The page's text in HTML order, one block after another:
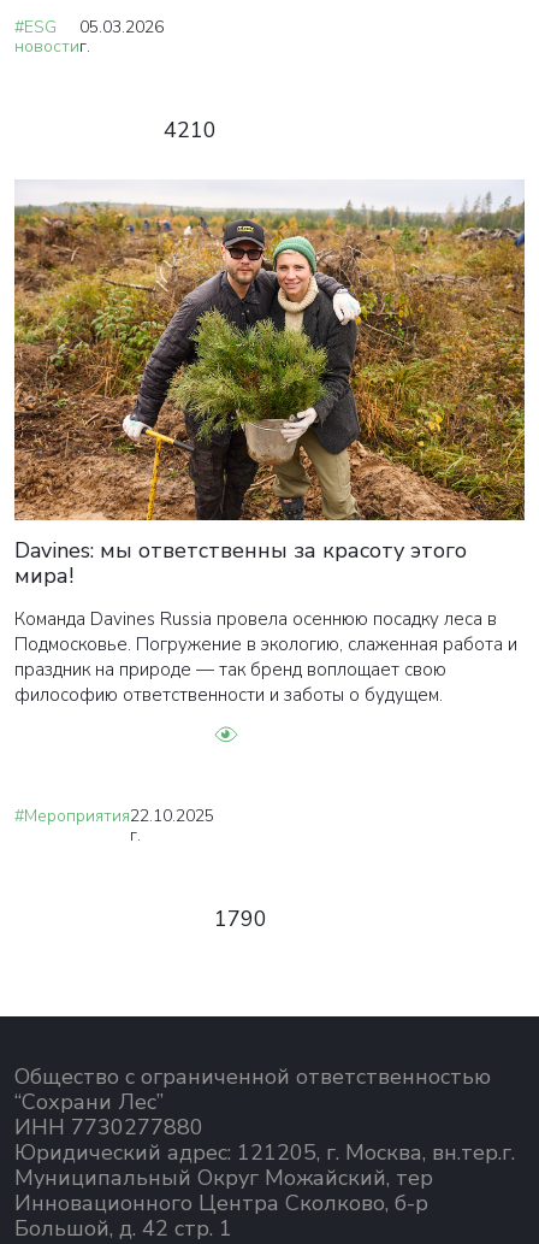
#ESG
новости
05.03.2026
г.
4210
Davines: мы ответственны за красоту этого
мира!
Команда Davines Russia провела осеннюю посадку леса в
Подмосковье. Погружение в экологию, слаженная работа и
праздник на природе — так бренд воплощает свою
философию ответственности и заботы о будущем.
#Мероприятия22.10.2025
г.
1790
Общество с ограниченной ответственностью
“Сохрани Лес”
ИНН 7730277880
Юридический адрес: 121205, г. Москва, вн.тер.г.
Муниципальный Округ Можайский, тер
Инновационного Центра Сколково, б-р
Большой, д. 42 стр. 1